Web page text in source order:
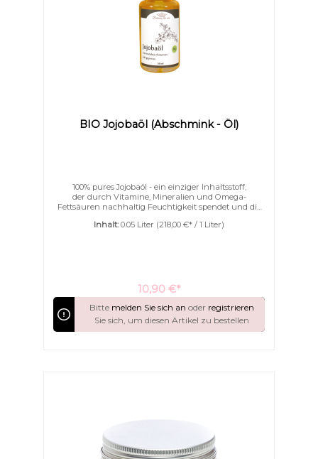
BIO Jojobaöl (Abschmink - Öl)
100% pures Jojobaöl - ein einziger Inhaltsstoff,
der durch Vitamine, Mineralien und Omega-
Fettsäuren nachhaltig Feuchtigkeit spendet und die
lässt. Unser Deluxe for me Abschmink-Öl entfernt
Fettsäuren | Feuchtigkeitsspender Kaltgepresst | aus
PanamaFür jeden Hauttyp geeignet | besonders
unreine & MischhautFür Kontaktlinsenträger
geeignet
Inhalt: 0.05 Liter (218,00 €* / 1 Liter)
10,90 €*
Bitte melden Sie sich an oder registrieren
Sie sich, um diesen Artikel zu bestellen